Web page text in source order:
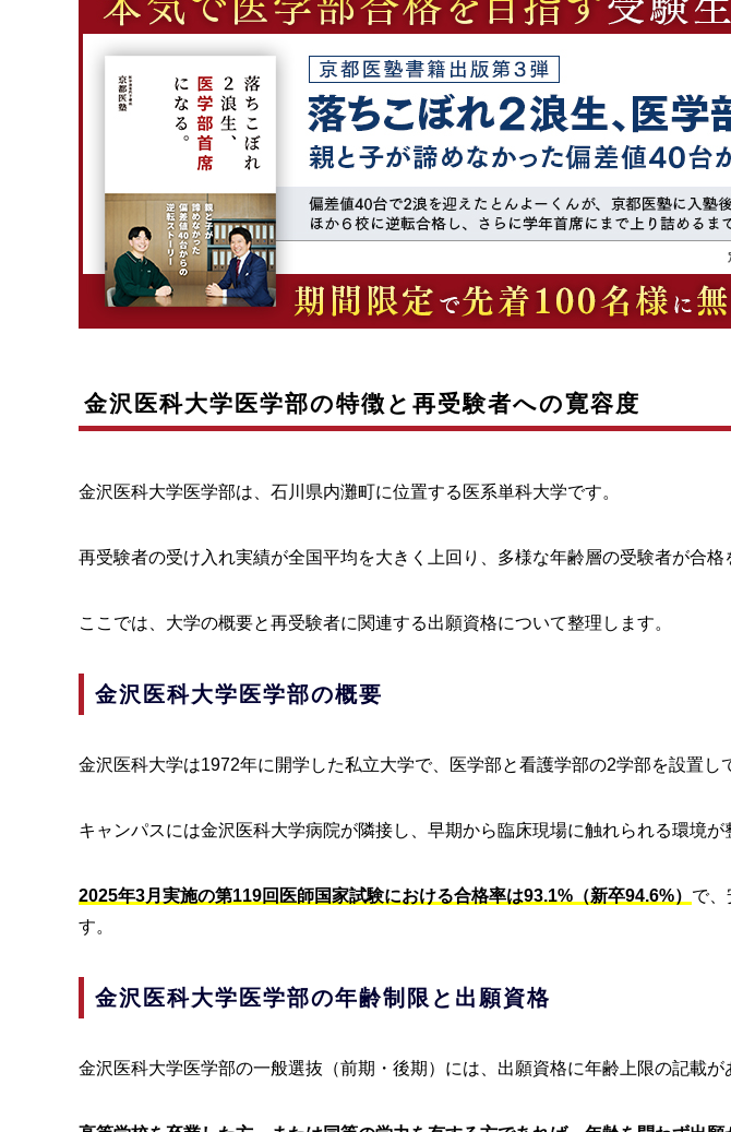
金沢医科大学医学部の特徴と再受験者への寛容度
金沢医科大学医学部は、石川県内灘町に位置する医系単科大学です。
再受験者の受け入れ実績が全国平均を大きく上回り、多様な年齢層の受験者が合格
ここでは、大学の概要と再受験者に関連する出願資格について整理します。
金沢医科大学医学部の概要
金沢医科大学は1972年に開学した私立大学で、医学部と看護学部の2学部を設置し
キャンパスには金沢医科大学病院が隣接し、早期から臨床現場に触れられる環境が
2025年3月実施の第119回医師国家試験における合格率は93.1%（新卒94.6%） で
す。
金沢医科大学医学部の年齢制限と出願資格
金沢医科大学医学部の一般選抜（前期・後期）には、出願資格に年齢上限の記載が